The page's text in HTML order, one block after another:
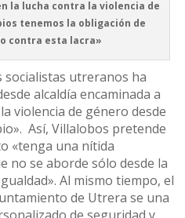
la lucha contra la violencia de
tenemos la obligación de
contra esta lacra»
socialistas utreranos ha
alcaldía encaminada a
violencia de género desde
Así, Villalobos pretende
«tenga una nítida
no se aborde sólo desde la
Al mismo tiempo, el
de Utrera se una